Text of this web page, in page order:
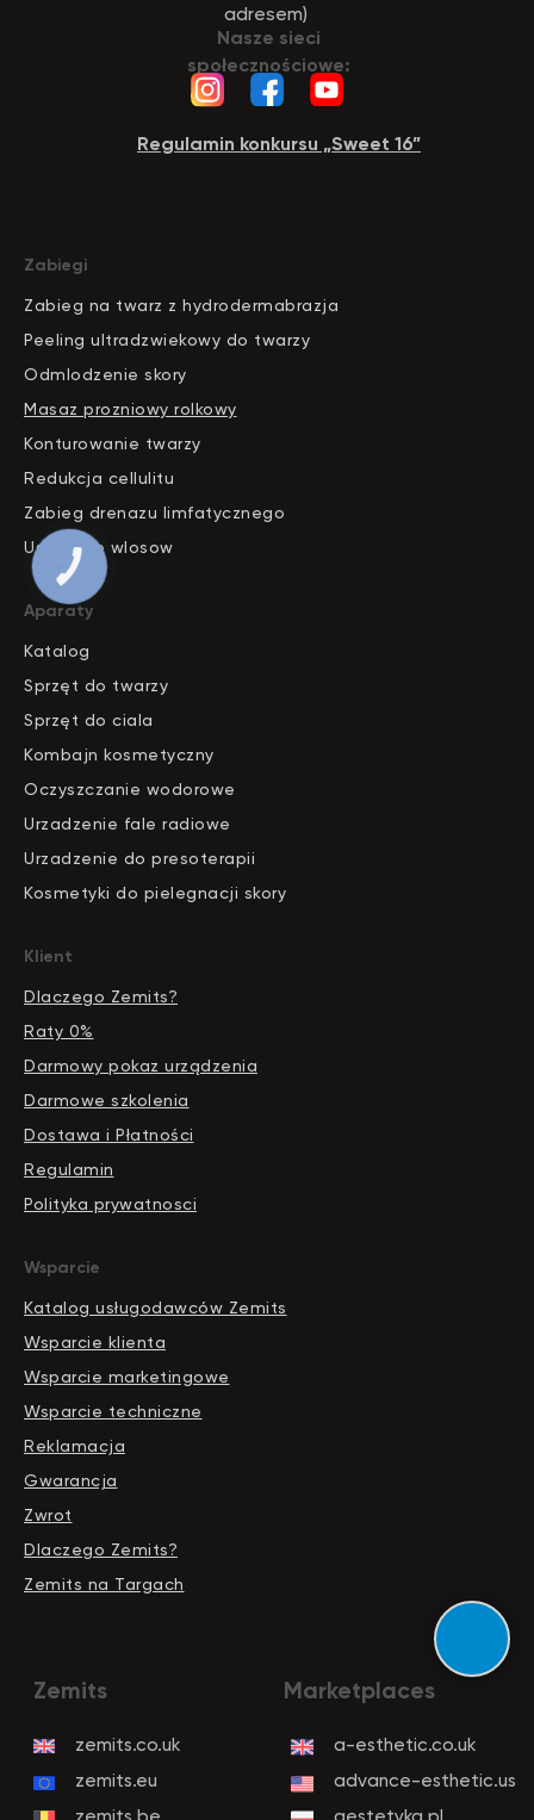
Regulamin konkursu „Sweet 16”
adresem)
Nasze sieci
społecznościowe:
Zabiegi
Zabieg na twarz z hydrodermabrazja
Peeling ultradzwiekowy do twarzy
Odmlodzenie skory
Masaz prozniowy rolkowy
Konturowanie twarzy
Redukcja cellulitu
Zabieg drenazu limfatycznego
Usuwanie wlosow
Aparaty
Katalog
Sprzęt do twarzy
Sprzęt do ciala
Kombajn kosmetyczny
Oczyszczanie wodorowe
Urzadzenie fale radiowe
Urzadzenie do presoterapii
Kosmetyki do pielegnacji skory
Klient
Dlaczego Zemits?
Raty 0%
Darmowy pokaz urządzenia
Darmowe szkolenia
Dostawa i Płatności
Regulamin
Polityka prywatnosci
Wsparcie
Katalog usługodawców Zemits
Wsparcie klienta
Wsparcie marketingowe
Wsparcie techniczne
Reklamacja
Gwarancja
Zwrot
Dlaczego Zemits?
Zemits na Targach